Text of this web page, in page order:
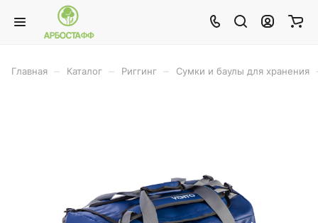
Главная Каталог Риггинг Сумки и баулы для хранения